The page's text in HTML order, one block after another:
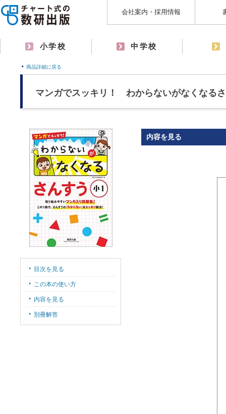
会社案内・採用情報
小学校 中学校
商品詳細に戻る
マンガでスッキリ！ わからないがなくなる
内容を見る
目次を見る
この本の使い方
内容を見る
別冊解答